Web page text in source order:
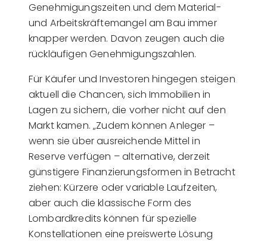
Genehmigungszeiten und dem Material-
und Arbeitskräftemangel am Bau immer
knapper werden. Davon zeugen auch die
rückläufigen Genehmigungszahlen.
Für Käufer und Investoren hingegen steigen
aktuell die Chancen, sich Immobilien in
Lagen zu sichern, die vorher nicht auf den
Markt kamen. „Zudem können Anleger –
wenn sie über ausreichende Mittel in
Reserve verfügen – alternative, derzeit
günstigere Finanzierungsformen in Betracht
ziehen: Kürzere oder variable Laufzeiten,
aber auch die klassische Form des
Lombardkredits können für spezielle
Konstellationen eine preiswerte Lösung